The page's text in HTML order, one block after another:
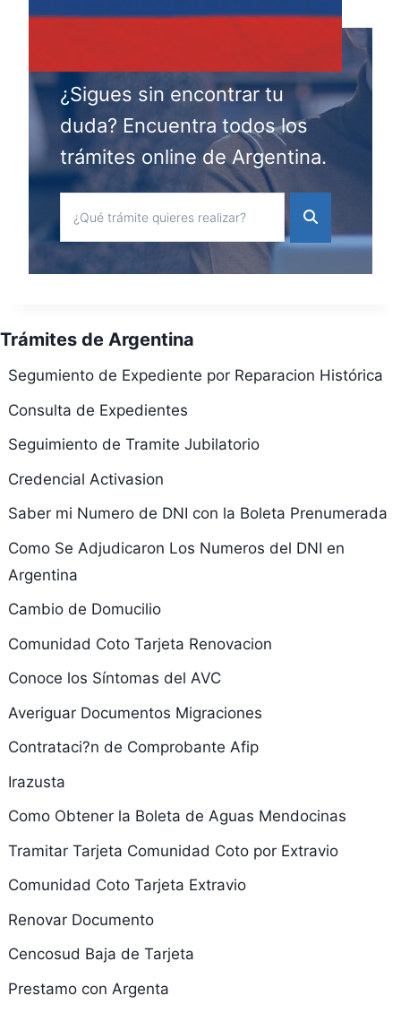
¿Sigues sin encontrar tu
duda? Encuentra todos los
trámites online de Argentina.
Trámites de Argentina
Segumiento de Expediente por Reparacion Histórica
Consulta de Expedientes
Seguimiento de Tramite Jubilatorio
Credencial Activasion
Saber mi Numero de DNI con la Boleta Prenumerada
Como Se Adjudicaron Los Numeros del DNI en
Argentina
Cambio de Domucilio
Comunidad Coto Tarjeta Renovacion
Conoce los Síntomas del AVC
Averiguar Documentos Migraciones
Contrataci?n de Comprobante Afip
Irazusta
Como Obtener la Boleta de Aguas Mendocinas
Tramitar Tarjeta Comunidad Coto por Extravio
Comunidad Coto Tarjeta Extravio
Renovar Documento
Cencosud Baja de Tarjeta
Prestamo con Argenta